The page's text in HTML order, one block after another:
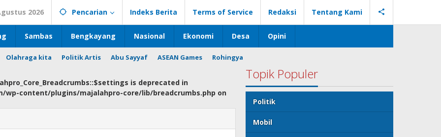
2026 Pencarian Indeks Berita Terms of Service Redaksi Tentang Kami
Sambas Bengkayang Nasional Ekonomi Desa Opini
Olahraga kita Politik Artis Abu Sayyaf ASEAN Games Rohingya
is deprecated in
content/plugins/majalahpro-core/lib/breadcrumbs.php on
Topik Populer
Politik
Mobil